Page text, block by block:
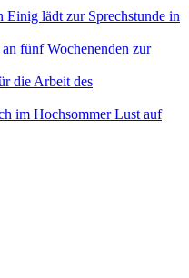
Einig lädt zur Sprechstunde in
fünf Wochenenden zur
die Arbeit des
im Hochsommer Lust auf